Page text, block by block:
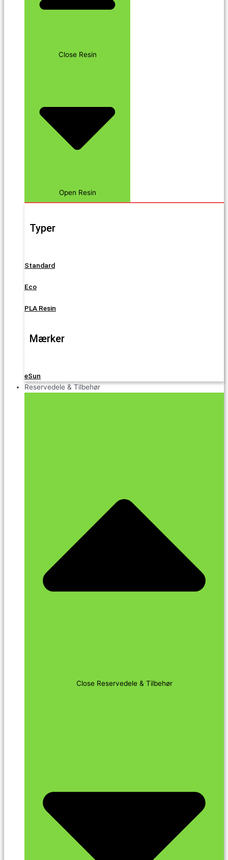
Close Resin
Open Resin
Typer
Standard
Eco
PLA Resin
Mærker
eSun
Reservedele & Tilbehør
Close Reservedele & Tilbehør